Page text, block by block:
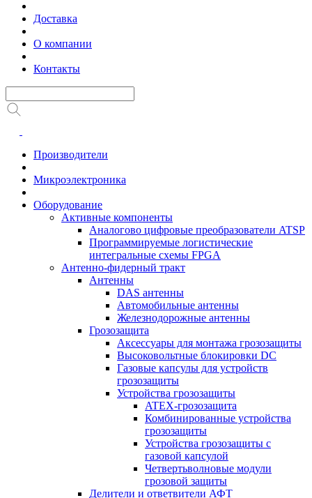
Доставка
О компании
Контакты
Производители
Микроэлектроника
Оборудование
Активные компоненты
Аналогово цифровые преобразователи ATSP
Программируемые логистические
интегральные схемы FPGA
Антенно-фидерный тракт
Антенны
DAS антенны
Автомобильные антенны
Железнодорожные антенны
Грозозащита
Аксессуары для монтажа грозозащиты
Высоковольтные блокировки DC
Газовые капсулы для устройств
грозозащиты
Устройства грозозащиты
ATEX-грозозащита
Комбинированные устройства
грозозащиты
Устройства грозозащиты с
газовой капсулой
Четвертьволновые модули
грозовой защиты
Делители и ответвители АФТ